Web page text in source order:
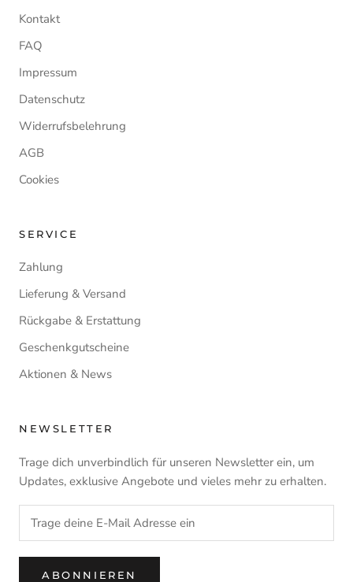
Kontakt
FAQ
Impressum
Datenschutz
Widerrufsbelehrung
AGB
Cookies
SERVICE
Zahlung
Lieferung & Versand
Rückgabe & Erstattung
Geschenkgutscheine
Aktionen & News
NEWSLETTER
Trage dich unverbindlich für unseren Newsletter ein, um
Updates, exklusive Angebote und vieles mehr zu erhalten.
ABONNIEREN